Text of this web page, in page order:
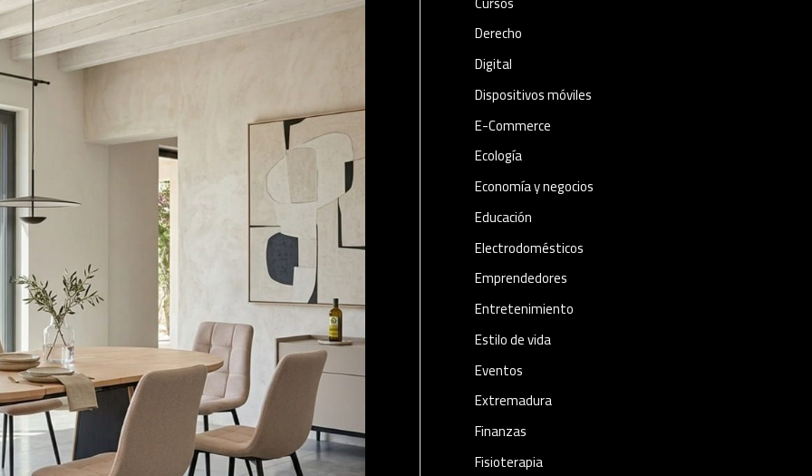
Derecho
Digital
Dispositivos móviles
E-Commerce
Ecología
Economía y negocios​
Educación
Electrodomésticos
Emprendedores
Entretenimiento
Estilo de vida
Eventos
Extremadura
Finanzas
Fisioterapia